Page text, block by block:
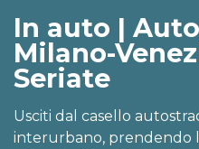
In auto |
Milano-
Seriate
Usciti dal casello
interurbano, prendendo